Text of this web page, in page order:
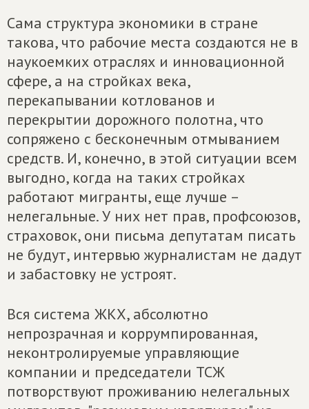
Сама структура экономики в стране
такова, что рабочие места создаются не в
наукоемких отраслях и инновационной
сфере, а на стройках века,
перекапывании котлованов и
перекрытии дорожного полотна, что
сопряжено с бесконечным отмыванием
средств. И, конечно, в этой ситуации всем
выгодно, когда на таких стройках
работают мигранты, еще лучше –
нелегальные. У них нет прав, профсоюзов,
страховок, они письма депутатам писать
не будут, интервью журналистам не дадут
и забастовку не устроят.
Вся система ЖКХ, абсолютно
непрозрачная и коррумпированная,
неконтролируемые управляющие
компании и председатели ТСЖ
потворствуют проживанию нелегальных